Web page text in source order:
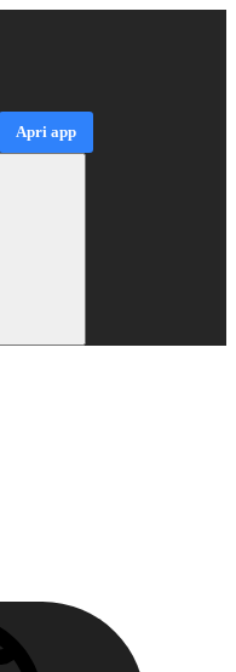
Apri app